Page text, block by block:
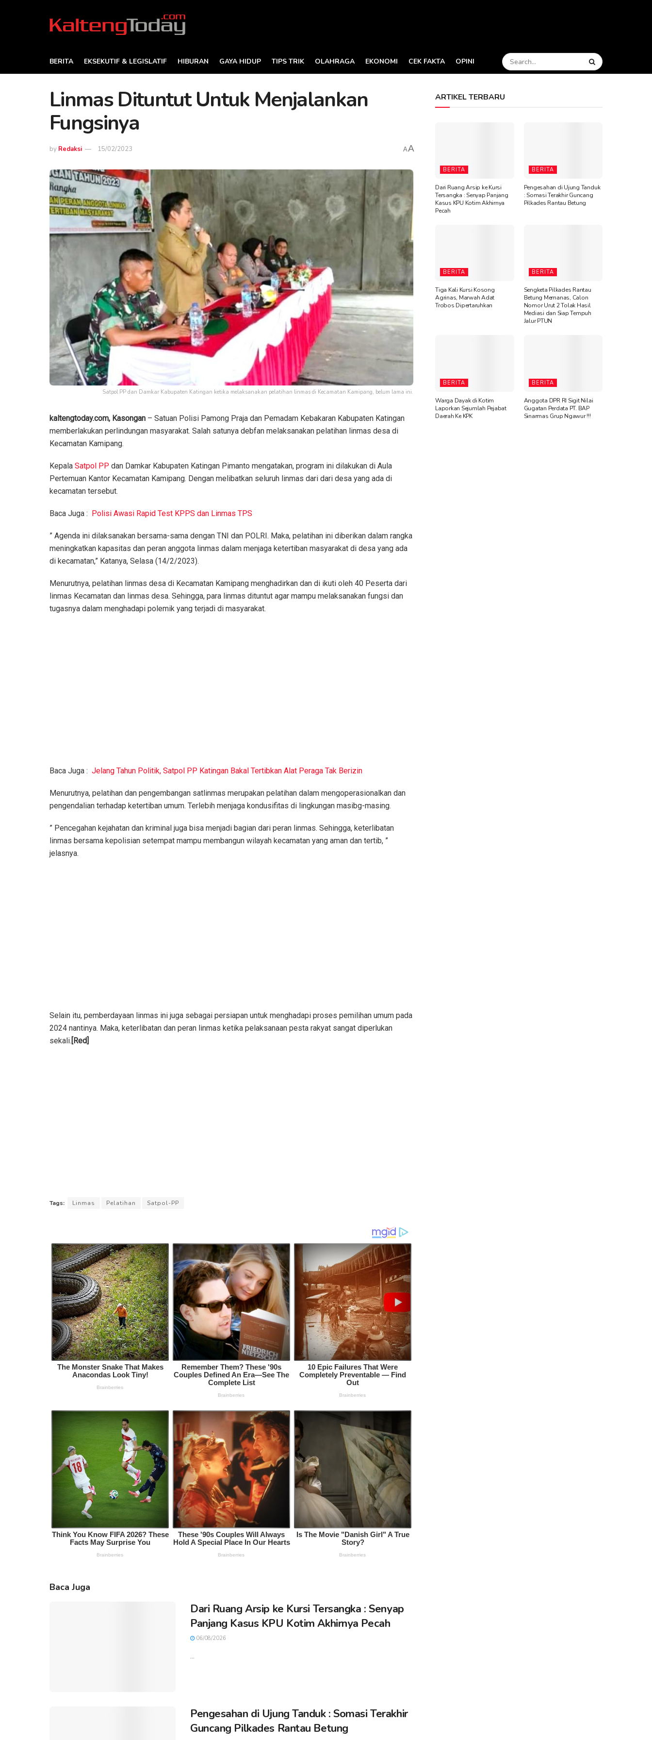
BERITA EKSEKUTIF & LEGISLATIF HIBURAN GAYA HIDUP TIPS TRIK OLAHRAGA EKONOMI CEK FAKTA OPINI
Linmas Dituntut Untuk Menjalankan
Fungsinya
by Redaksi 15/02/2023 AA
Satpol PP dan Damkar Kabupaten Katingan ketika melaksanakan pelatihan linmas di Kecamatan Kamipang, belum lama ini.
kaltengtoday.com, Kasongan – Satuan Polisi Pamong Praja dan Pemadam Kebakaran Kabupaten Katingan
memberlakukan perlindungan masyarakat. Salah satunya debfan melaksanakan pelatihan linmas desa di
Kecamatan Kamipang.
Kepala Satpol PP dan Damkar Kabupaten Katingan Pimanto mengatakan, program ini dilakukan di Aula
Pertemuan Kantor Kecamatan Kamipang. Dengan melibatkan seluruh linmas dari dari desa yang ada di
kecamatan tersebut.
Baca Juga : Polisi Awasi Rapid Test KPPS dan Linmas TPS
” Agenda ini dilaksanakan bersama-sama dengan TNI dan POLRI. Maka, pelatihan ini diberikan dalam rangka
meningkatkan kapasitas dan peran anggota linmas dalam menjaga ketertiban masyarakat di desa yang ada
di kecamatan,” Katanya, Selasa (14/2/2023).
Menurutnya, pelatihan linmas desa di Kecamatan Kamipang menghadirkan dan di ikuti oleh 40 Peserta dari
linmas Kecamatan dan linmas desa. Sehingga, para linmas dituntut agar mampu melaksanakan fungsi dan
tugasnya dalam menghadapi polemik yang terjadi di masyarakat.
Baca Juga : Jelang Tahun Politik, Satpol PP Katingan Bakal Tertibkan Alat Peraga Tak Berizin
Menurutnya, pelatihan dan pengembangan satlinmas merupakan pelatihan dalam mengoperasionalkan dan
pengendalian terhadap ketertiban umum. Terlebih menjaga kondusifitas di lingkungan masibg-masing.
” Pencegahan kejahatan dan kriminal juga bisa menjadi bagian dari peran linmas. Sehingga, keterlibatan
linmas bersama kepolisian setempat mampu membangun wilayah kecamatan yang aman dan tertib, ”
jelasnya.
Selain itu, pemberdayaan linmas ini juga sebagai persiapan untuk menghadapi proses pemilihan umum pada
2024 nantinya. Maka, keterlibatan dan peran linmas ketika pelaksanaan pesta rakyat sangat diperlukan
sekali. [Red]
Tags: Linmas Pelatihan Satpol-PP
Baca Juga
Dari Ruang Arsip ke Kursi Tersangka : Senyap
Panjang Kasus KPU Kotim Akhirnya Pecah
06/08/2026
Pengesahan di Ujung Tanduk : Somasi Terakhir
Guncang Pilkades Rantau Betung
ARTIKEL TERBARU
BERITA
Dari Ruang Arsip ke Kursi
Tersangka : Senyap Panjang
Kasus KPU Kotim Akhirnya
Pecah
BERITA
Pengesahan di Ujung Tanduk
: Somasi Terakhir Guncang
Pilkades Rantau Betung
BERITA
Tiga Kali Kursi Kosong
Agrinas, Marwah Adat
Trobos Dipertaruhkan
BERITA
Sengketa Pilkades Rantau
Betung Memanas, Calon
Nomor Urut 2 Tolak Hasil
Mediasi dan Siap Tempuh
Jalur PTUN
BERITA
Warga Dayak di Kotim
Laporkan Sejumlah Pejabat
Daerah Ke KPK
BERITA
Anggota DPR RI Sigit Nilai
Gugatan Perdata PT. BAP
Sinarmas Grup Ngawur !!!